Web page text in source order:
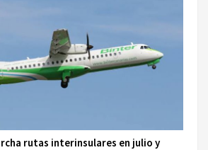
rutas interinsulares en julio y